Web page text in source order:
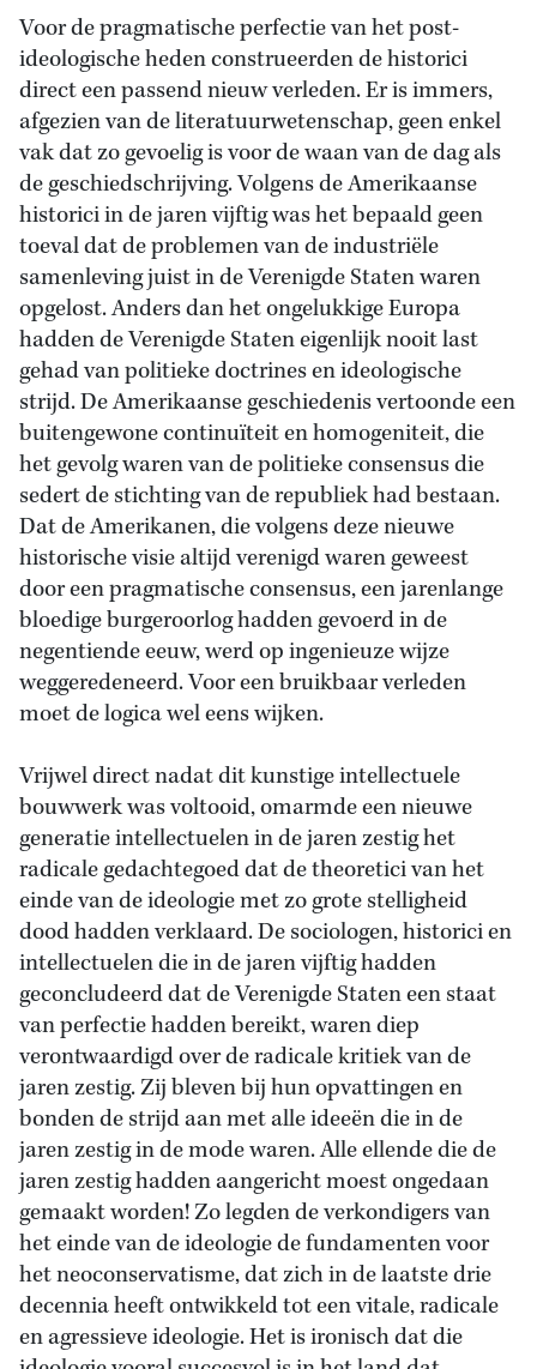
Voor de pragmatische perfectie van het post-
ideologische heden construeerden de historici
direct een passend nieuw verleden. Er is immers,
afgezien van de literatuurwetenschap, geen enkel
vak dat zo gevoelig is voor de waan van de dag als
de geschiedschrijving. Volgens de Amerikaanse
historici in de jaren vijftig was het bepaald geen
toeval dat de problemen van de industriële
samenleving juist in de Verenigde Staten waren
opgelost. Anders dan het ongelukkige Europa
hadden de Verenigde Staten eigenlijk nooit last
gehad van politieke doctrines en ideologische
strijd. De Amerikaanse geschiedenis vertoonde een
buitengewone continuïteit en homogeniteit, die
het gevolg waren van de politieke consensus die
sedert de stichting van de republiek had bestaan.
Dat de Amerikanen, die volgens deze nieuwe
historische visie altijd verenigd waren geweest
door een pragmatische consensus, een jarenlange
bloedige burgeroorlog hadden gevoerd in de
negentiende eeuw, werd op ingenieuze wijze
weggeredeneerd. Voor een bruikbaar verleden
moet de logica wel eens wijken.
Vrijwel direct nadat dit kunstige intellectuele
bouwwerk was voltooid, omarmde een nieuwe
generatie intellectuelen in de jaren zestig het
radicale gedachtegoed dat de theoretici van het
einde van de ideologie met zo grote stelligheid
dood hadden verklaard. De sociologen, historici en
intellectuelen die in de jaren vijftig hadden
geconcludeerd dat de Verenigde Staten een staat
van perfectie hadden bereikt, waren diep
verontwaardigd over de radicale kritiek van de
jaren zestig. Zij bleven bij hun opvattingen en
bonden de strijd aan met alle ideeën die in de
jaren zestig in de mode waren. Alle ellende die de
jaren zestig hadden aangericht moest ongedaan
gemaakt worden! Zo legden de verkondigers van
het einde van de ideologie de fundamenten voor
het neoconservatisme, dat zich in de laatste drie
decennia heeft ontwikkeld tot een vitale, radicale
en agressieve ideologie. Het is ironisch dat die